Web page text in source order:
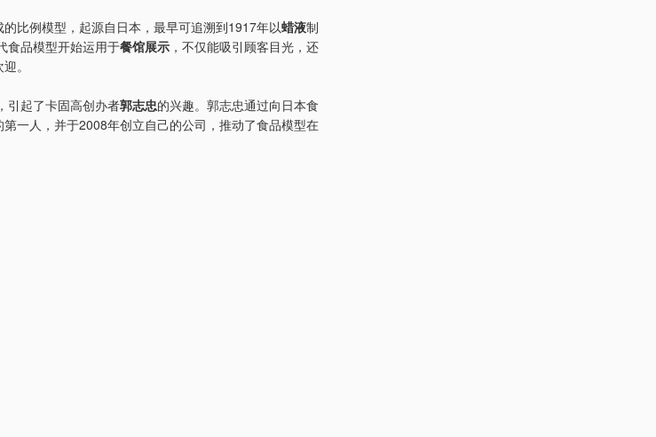
比例模型，起源自日本，最早可追溯到1917年以蜡液制
食品模型开始运用于餐馆展示 ，不仅能吸引顾客目光，还
。
引起了卡固高创办者郭志忠的兴趣。郭志忠通过向日本食
一人，并于2008年创立自己的公司，推动了食品模型在